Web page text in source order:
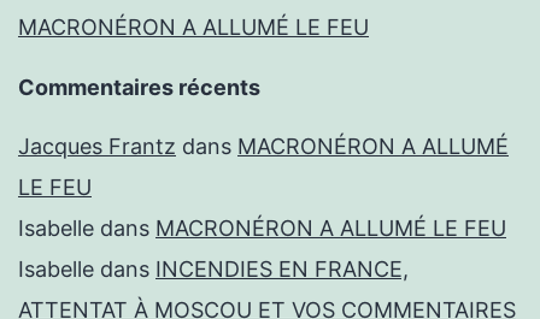
MACRONÉRON A ALLUMÉ LE FEU
Commentaires récents
Jacques Frantz dans MACRONÉRON A ALLUMÉ
LE FEU
Isabelle dans MACRONÉRON A ALLUMÉ LE FEU
Isabelle dans INCENDIES EN FRANCE,
ATTENTAT À MOSCOU ET VOS COMMENTAIRES